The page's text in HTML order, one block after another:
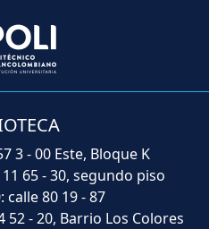
3 - 00 Este, Bloque K
65 - 30, segundo piso
calle 80 19 - 87
- 20, Barrio Los Colores